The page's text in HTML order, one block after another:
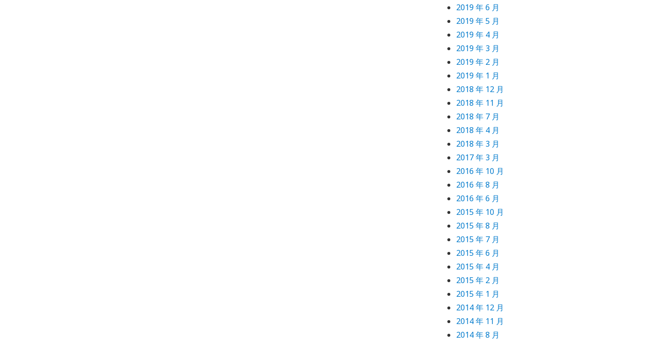
2019 年 6 月
2019 年 5 月
2019 年 4 月
2019 年 3 月
2019 年 2 月
2019 年 1 月
2018 年 12 月
2018 年 11 月
2018 年 7 月
2018 年 4 月
2018 年 3 月
2017 年 3 月
2016 年 10 月
2016 年 8 月
2016 年 6 月
2015 年 10 月
2015 年 8 月
2015 年 7 月
2015 年 6 月
2015 年 4 月
2015 年 2 月
2015 年 1 月
2014 年 12 月
2014 年 11 月
2014 年 8 月